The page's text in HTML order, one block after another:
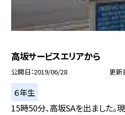
高坂サービスエリアから
公開日 2019/06/28 更新
６年生
15時50分、高坂SAを出ました。